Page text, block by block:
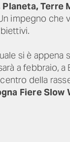
Planeta, Terre
impegno che
si è appena
a febbraio,
della
Fiere Slow